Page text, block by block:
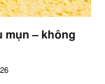
mụn – không